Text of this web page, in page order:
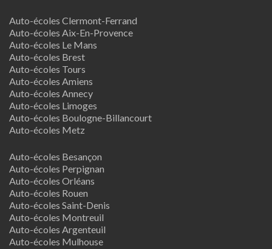
Auto-écoles Clermont-Ferrand
Auto-écoles Aix-En-Provence
Auto-écoles Le Mans
Auto-écoles Brest
Auto-écoles Tours
Auto-écoles Amiens
Auto-écoles Annecy
Auto-écoles Limoges
Auto-écoles Boulogne-Billancourt
Auto-écoles Metz
Auto-écoles Besançon
Auto-écoles Perpignan
Auto-écoles Orléans
Auto-écoles Rouen
Auto-écoles Saint-Denis
Auto-écoles Montreuil
Auto-écoles Argenteuil
Auto-écoles Mulhouse